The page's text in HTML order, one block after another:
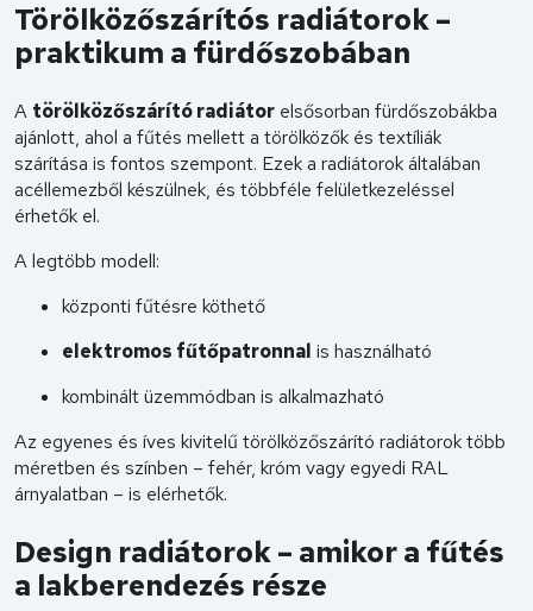
Törölközőszárítós radiátorok –
praktikum a fürdőszobában
A törölközőszárító radiátor elsősorban fürdőszobákba
ajánlott, ahol a fűtés mellett a törölközők és textíliák
szárítása is fontos szempont. Ezek a radiátorok általában
acéllemezből készülnek, és többféle felületkezeléssel
érhetők el.
A legtöbb modell:
központi fűtésre köthető
elektromos fűtőpatronnal is használható
kombinált üzemmódban is alkalmazható
Az egyenes és íves kivitelű törölközőszárító radiátorok több
méretben és színben – fehér, króm vagy egyedi RAL
árnyalatban – is elérhetők.
Design radiátorok – amikor a fűtés
a lakberendezés része